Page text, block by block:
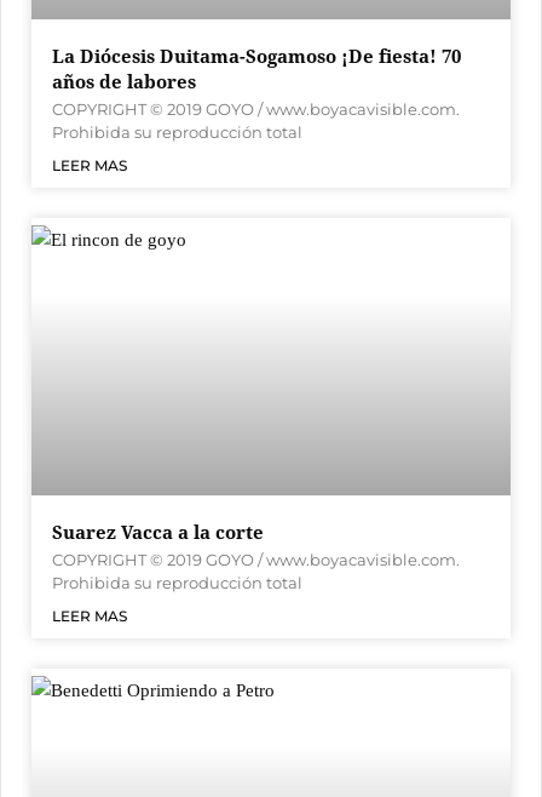
La Diócesis Duitama-Sogamoso ¡De fiesta! 70
años de labores
COPYRIGHT © 2019 GOYO / www.boyacavisible.com.
Prohibida su reproducción total
LEER MAS
Suarez Vacca a la corte
COPYRIGHT © 2019 GOYO / www.boyacavisible.com.
Prohibida su reproducción total
LEER MAS